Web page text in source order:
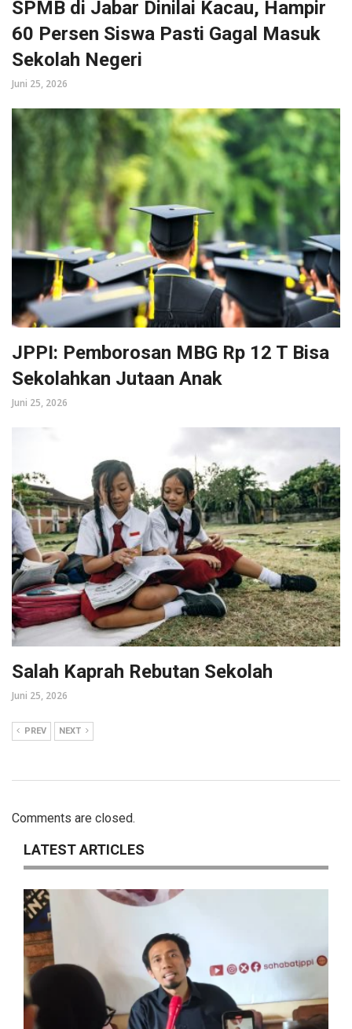
SPMB di Jabar Dinilai Kacau, Hampir
60 Persen Siswa Pasti Gagal Masuk
Sekolah Negeri
Juni 25, 2026
JPPI: Pemborosan MBG Rp 12 T Bisa
Sekolahkan Jutaan Anak
Juni 25, 2026
Salah Kaprah Rebutan Sekolah
Juni 25, 2026
PREV NEXT
Comments are closed.
LATEST ARTICLES